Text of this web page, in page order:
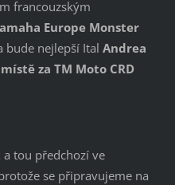
francouzským
Europe Monster
nejlepší Ital Andrea
za TM Moto CRD
tou předchozí ve
se připravujeme na